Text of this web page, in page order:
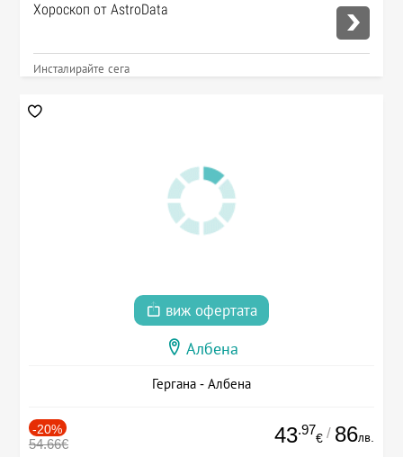
Хороскоп от AstroData
Инсталирайте сега
виж офертата
Албена
Гергана - Албена
-20%
54.66€ 43.97
€ / 86лв.